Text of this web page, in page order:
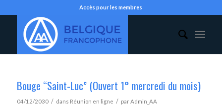
Accès pour les membres
Bouge “Saint-Luc” (Ouvert 1° mercredi du mois)
04/12/2030 / dans Réunion en ligne / parAdmin_AA